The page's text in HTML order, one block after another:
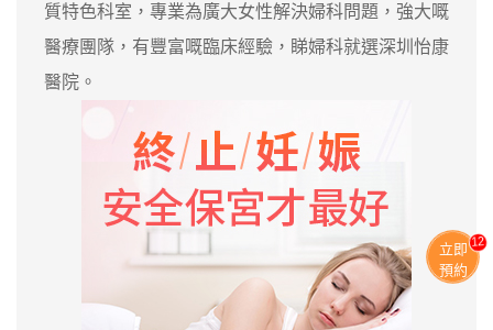
質特色科室，專業為廣大女性解決婦科問題，強大嘅
醫療團隊，有豐富嘅臨床經驗，睇婦科就選深圳怡康
醫院。
立即
預約
13